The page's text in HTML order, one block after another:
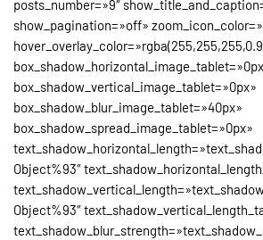
posts_number=»9″
show_pagination=»off»
box_shadow_vertical_image_tablet=»0px»
box_shadow_blur_image_tablet=»40px»
box_shadow_spread_image_tablet=»0px»
Object%93″
Object%93″